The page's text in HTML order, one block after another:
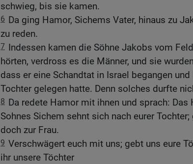
schwieg, bis sie kamen.
6 Da ging Hamor, Sichems Vater, hinaus zu
zu reden.
7 Indessen kamen die Söhne Jakobs vom
hörten, verdross es die Männer, und sie
dass er eine Schandtat in Israel begangen
Tochter gelegen hatte. Denn solches durfte
8 Da redete Hamor mit ihnen und sprach: Das
Sohnes Sichem sehnt sich nach eurer
doch zur Frau.
9 Verschwägert euch mit uns; gebt uns eure
ihr unsere Töchter